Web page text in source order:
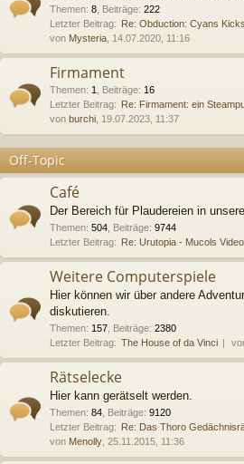
Themen: 8 Beiträge: 222
Letzter Beitrag: Re: Obduction: Cyans
von Mysteria , 14.07.2020, 11:16
Firmament
Themen: 1 Beiträge: 16
Letzter Beitrag: Re: Firmament: ein
von burchi , 19.07.2023, 11:37
Off-Topic
Café
Der Bereich für Plaudereien in
Themen: 504 Beiträge: 9744
Letzter Beitrag: Re: Urutopia - Mucols Video
Weitere Computerspiele
Hier können wir über andere
diskutieren.
Themen: 157 Beiträge: 2380
Letzter Beitrag: The House of da Vinci
Rätselecke
Hier kann gerätselt werden.
Themen: 84 Beiträge: 9120
Letzter Beitrag: Re: Das Thoro
von Menolly , 25.11.2015, 11:36